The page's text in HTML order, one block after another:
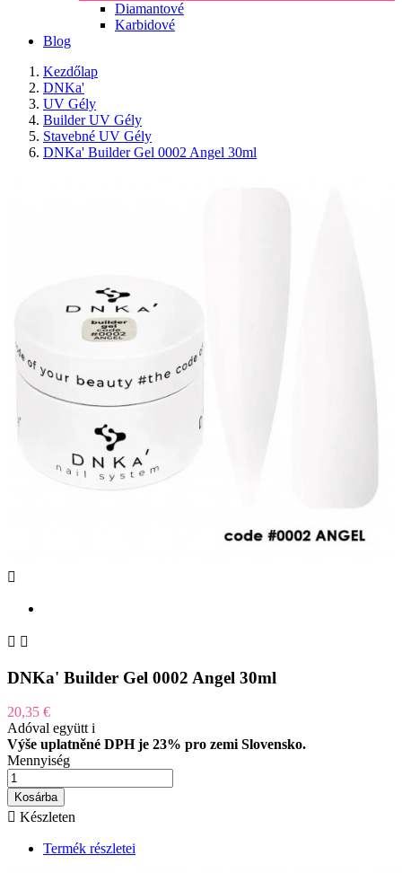
Diamantové
Karbidové
Blog
Kezdőlap
DNKa'
UV Gély
Builder UV Gély
Stavebné UV Gély
DNKa' Builder Gel 0002 Angel 30ml

 
DNKa' Builder Gel 0002 Angel 30ml
20,35 €
Adóval együtti
Výše uplatněné DPH je 23% pro zemi Slovensko.
Mennyiség
Kosárba
 Készleten
Termék részletei